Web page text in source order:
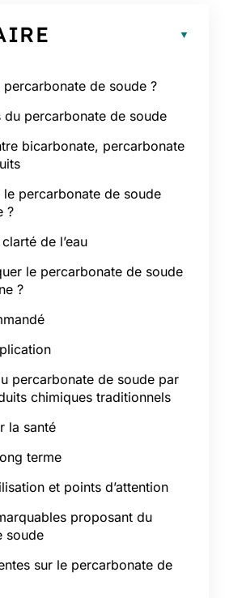
percarbonate de soude ?
du percarbonate de soude
bicarbonate, percarbonate
percarbonate de soude
?
de l’eau
le percarbonate de soude
?
percarbonate de soude par
chimiques traditionnels
la santé
terme
et points d’attention
proposant du
soude
sur le percarbonate de